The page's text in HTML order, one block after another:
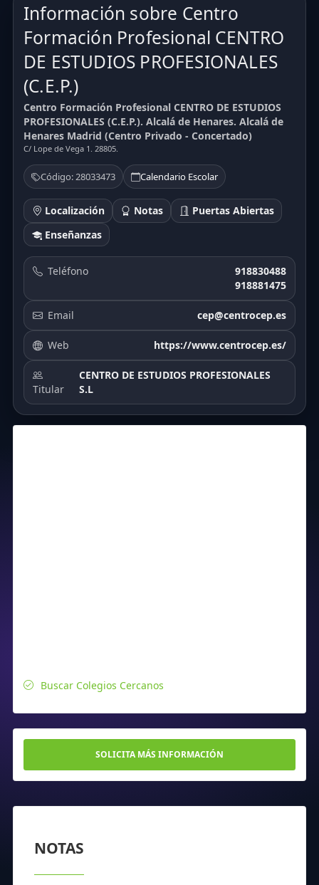
Información sobre Centro
Formación Profesional CENTRO
DE ESTUDIOS PROFESIONALES
(C.E.P.)
Centro Formación Profesional CENTRO DE ESTUDIOS
PROFESIONALES (C.E.P.). Alcalá de Henares. Alcalá de
Henares Madrid (Centro Privado - Concertado)
C/ Lope de Vega 1. 28805.
Código: 28033473 Calendario Escolar
Localización Notas
Puertas Abiertas
Enseñanzas
Teléfono
918830488
918881475
Email cep@centrocep.es
Web https://www.centrocep.es/
Titular
CENTRO DE ESTUDIOS PROFESIONALES
S.L
Buscar Colegios Cercanos
SOLICITA MÁS INFORMACIÓN
NOTAS